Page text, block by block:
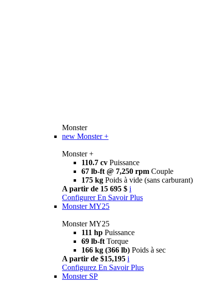
Monster
new Monster +
Monster +
110.7 cv Puissance
67 lb-ft @ 7,250 rpm Couple
175 kg Poids à vide (sans carburant)
A partir de 15 695 $ i
Configurer En Savoir Plus
Monster MY25
Monster MY25
111 hp Puissance
69 lb-ft Torque
166 kg (366 lb) Poids à sec
A partir de $15,195 i
Configurez En Savoir Plus
Monster SP